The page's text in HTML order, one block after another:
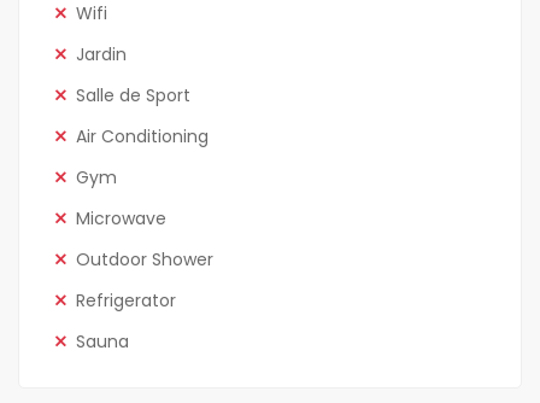
Wifi
Jardin
Salle de Sport
Air Conditioning
Gym
Microwave
Outdoor Shower
Refrigerator
Sauna